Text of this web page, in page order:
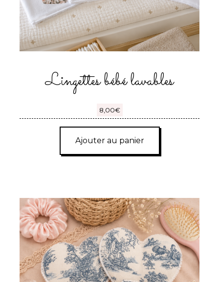
Lingettes bébé lavables
8,00€
Ajouter au panier